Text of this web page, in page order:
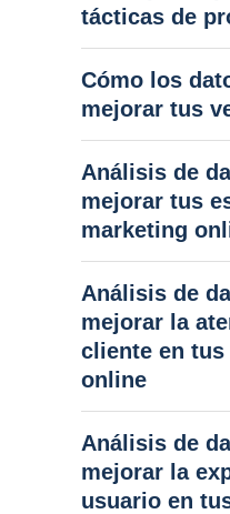
tácticas de
Cómo los
mejorar tus
Análisis de
mejorar tus
marketing
Análisis de
mejorar la
cliente en tus
online
Análisis de
mejorar la
usuario en